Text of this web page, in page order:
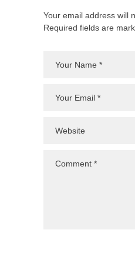
Your email address will
Required fields are